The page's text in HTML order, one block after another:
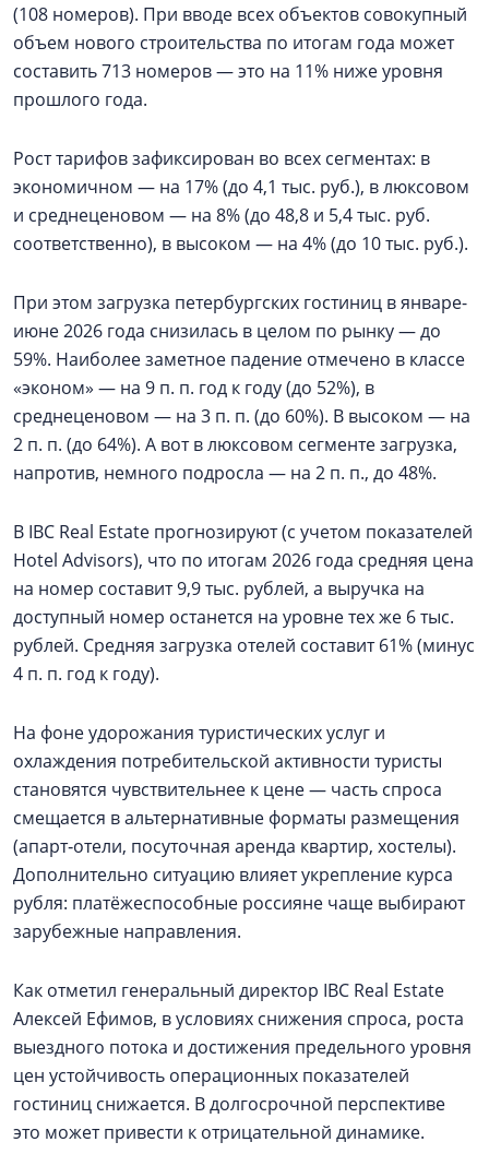
(108 номеров). При вводе всех объектов совокупный
объем нового строительства по итогам года может
составить 713 номеров — это на 11% ниже уровня
прошлого года.
Рост тарифов зафиксирован во всех сегментах: в
экономичном — на 17% (до 4,1 тыс. руб.), в люксовом
и среднеценовом — на 8% (до 48,8 и 5,4 тыс. руб.
соответственно), в высоком — на 4% (до 10 тыс. руб.).
При этом загрузка петербургских гостиниц в январе-
июне 2026 года снизилась в целом по рынку — до
59%. Наиболее заметное падение отмечено в классе
«эконом» — на 9 п. п. год к году (до 52%), в
среднеценовом — на 3 п. п. (до 60%). В высоком — на
2 п. п. (до 64%). А вот в люксовом сегменте загрузка,
напротив, немного подросла — на 2 п. п., до 48%.
В IBC Real Estate прогнозируют (с учетом показателей
Hotel Advisors), что по итогам 2026 года средняя цена
на номер составит 9,9 тыс. рублей, а выручка на
доступный номер останется на уровне тех же 6 тыс.
рублей. Средняя загрузка отелей составит 61% (минус
4 п. п. год к году).
На фоне удорожания туристических услуг и
охлаждения потребительской активности туристы
становятся чувствительнее к цене — часть спроса
смещается в альтернативные форматы размещения
(апарт‑отели, посуточная аренда квартир, хостелы).
Дополнительно ситуацию влияет укрепление курса
рубля: платёжеспособные россияне чаще выбирают
зарубежные направления.
Как отметил генеральный директор IBC Real Estate
Алексей Ефимов, в условиях снижения спроса, роста
выездного потока и достижения предельного уровня
цен устойчивость операционных показателей
гостиниц снижается. В долгосрочной перспективе
это может привести к отрицательной динамике.